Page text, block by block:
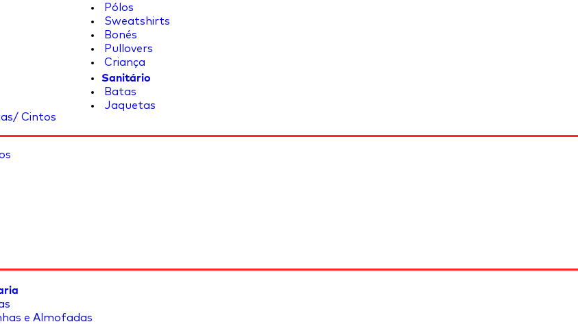
Cintos
Pólos
Sweatshirts
Bonés
Pullovers
Criança
Sanitário
Batas
Jaquetas
e Almofadas